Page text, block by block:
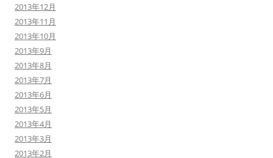
2013年12月
2013年11月
2013年10月
2013年9月
2013年8月
2013年7月
2013年6月
2013年5月
2013年4月
2013年3月
2013年2月